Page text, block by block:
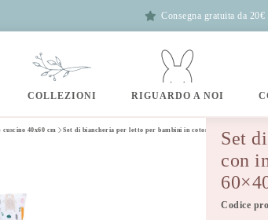
Consegna gratuita da 20€
COLLEZIONI RIGUARDO A NOI
40x60 cm Set di biancheria per letto per bambini in cotone da 2 pezzi con
Set
con
Codice